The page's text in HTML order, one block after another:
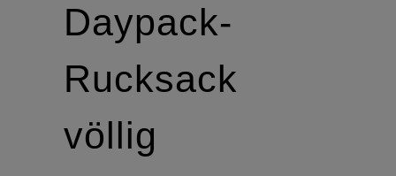
Daypack-
Rucksack
völlig